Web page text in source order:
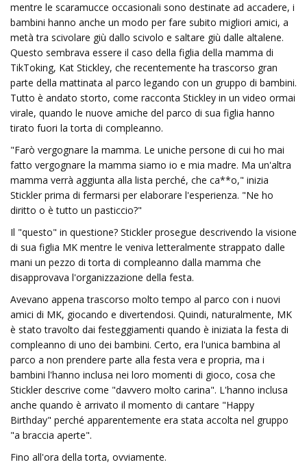
mentre le scaramucce occasionali sono destinate ad accadere, i
bambini hanno anche un modo per fare subito migliori amici, a
metà tra scivolare giù dallo scivolo e saltare giù dalle altalene.
Questo sembrava essere il caso della figlia della mamma di
TikToking, Kat Stickley, che recentemente ha trascorso gran
parte della mattinata al parco legando con un gruppo di bambini.
Tutto è andato storto, come racconta Stickley in un video ormai
virale, quando le nuove amiche del parco di sua figlia hanno
tirato fuori la torta di compleanno.
"Farò vergognare la mamma. Le uniche persone di cui ho mai
fatto vergognare la mamma siamo io e mia madre. Ma un'altra
mamma verrà aggiunta alla lista perché, che ca**o," inizia
Stickler prima di fermarsi per elaborare l'esperienza. "Ne ho
diritto o è tutto un pasticcio?"
Il "questo" in questione? Stickler prosegue descrivendo la visione
di sua figlia MK mentre le veniva letteralmente strappato dalle
mani un pezzo di torta di compleanno dalla mamma che
disapprovava l'organizzazione della festa.
Avevano appena trascorso molto tempo al parco con i nuovi
amici di MK, giocando e divertendosi. Quindi, naturalmente, MK
è stato travolto dai festeggiamenti quando è iniziata la festa di
compleanno di uno dei bambini. Certo, era l'unica bambina al
parco a non prendere parte alla festa vera e propria, ma i
bambini l'hanno inclusa nei loro momenti di gioco, cosa che
Stickler descrive come "davvero molto carina". L'hanno inclusa
anche quando è arrivato il momento di cantare "Happy
Birthday" perché apparentemente era stata accolta nel gruppo
"a braccia aperte".
Fino all'ora della torta, ovviamente.